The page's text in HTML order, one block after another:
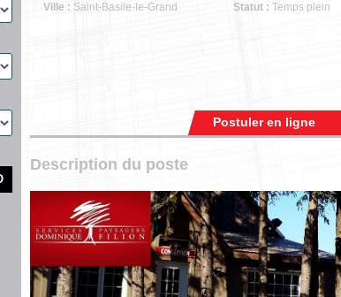
Ville : Saint-Basile-le-Grand
Statut : Temps plein
Postuler en ligne
Description du poste